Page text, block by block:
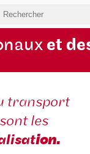
et
transport
les
ion.